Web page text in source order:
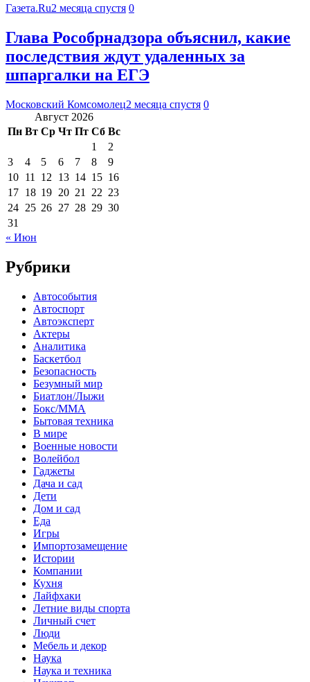
Газета.Ru2 месяца спустя 0
Глава Рособрнадзора объяснил, какие
последствия ждут удаленных за
шпаргалки на ЕГЭ
Московский Комсомолец2 месяца спустя 0
Август 2026
Пн Вт Ср Чт Пт Сб Вс
1
2
3
4 5 6 7 8
9
10 11 12 13 14 15 16
17 18 19 20 21 22 23
24 25 26 27 28 29 30
31
« Июн
Рубрики
Автособытия
Автоспорт
Автоэксперт
Актеры
Аналитика
Баскетбол
Безопасность
Безумный мир
Биатлон/Лыжи
Бокс/MMA
Бытовая техника
В мире
Военные новости
Волейбол
Гаджеты
Дача и сад
Дети
Дом и сад
Еда
Игры
Импортозамещение
Истории
Компании
Кухня
Лайфхаки
Летние виды спорта
Личный счет
Люди
Мебель и декор
Наука
Наука и техника